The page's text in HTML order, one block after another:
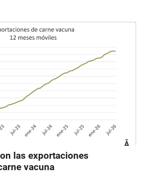
las exportaciones
vacuna